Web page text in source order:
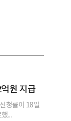
원 지급
청률이 18일
...